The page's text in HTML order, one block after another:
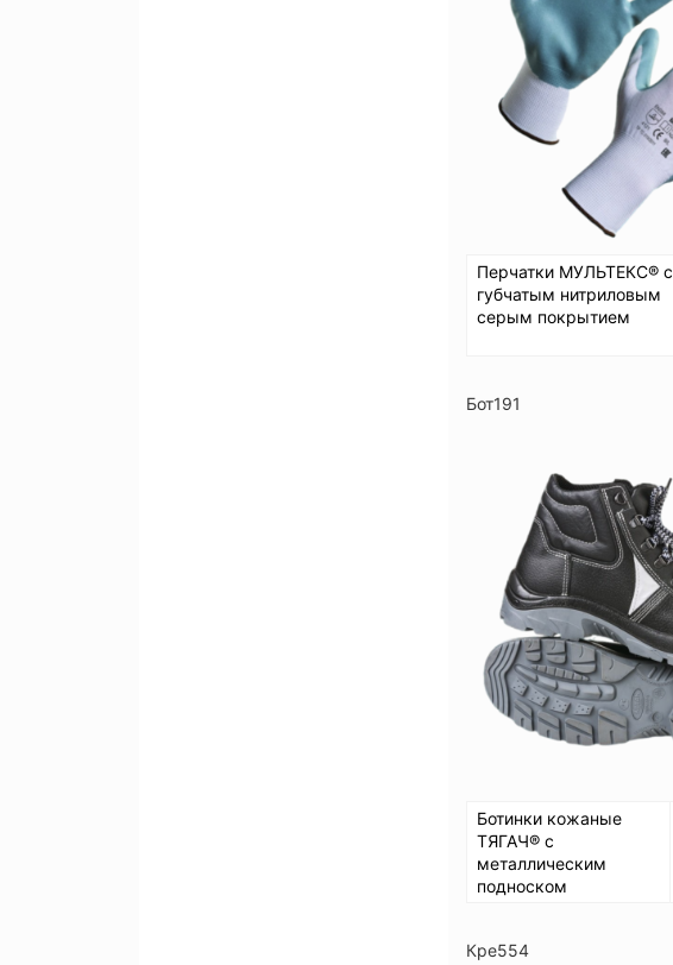
Перчатки МУЛЬТЕКС® с
губчатым нитриловым
серым покрытием
Бот191
Ботинки кожаные
ТЯГАЧ® с
металлическим
подноском
Кре554